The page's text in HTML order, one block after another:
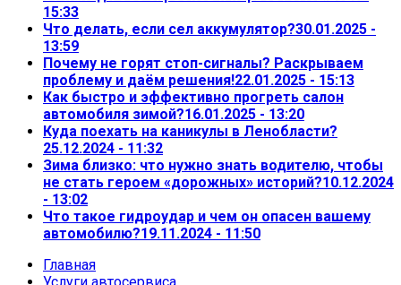
15:33
Что делать, если сел аккумулятор?30.01.2025 -
13:59
Почему не горят стоп-сигналы? Раскрываем
проблему и даём решения!22.01.2025 - 15:13
Как быстро и эффективно прогреть салон
автомобиля зимой?16.01.2025 - 13:20
Куда поехать на каникулы в Ленобласти?
25.12.2024 - 11:32
Зима близко: что нужно знать водителю, чтобы
не стать героем «дорожных» историй?10.12.2024
- 13:02
Что такое гидроудар и чем он опасен вашему
автомобилю?19.11.2024 - 11:50
Главная
Услуги автосервиса